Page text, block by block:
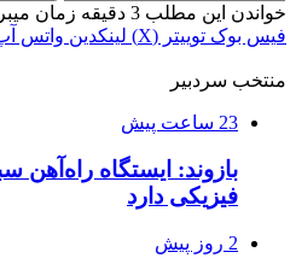
خواندن این مطلب 3 دقیقه زمان میبرد
فیس بوک توییتر (X) لینکدین واتس
منتخب سردبیر
23 ساعت پیش
فیزیکی دارد
2 روز پیش